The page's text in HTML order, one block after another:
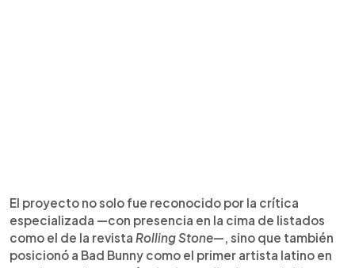
El proyecto no solo fue reconocido por la crítica
especializada —con presencia en la cima de listados
como el de la revista Rolling Stone—, sino que también
posicionó a Bad Bunny como el primer artista latino en